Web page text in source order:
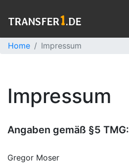
TRANSFER1.DE
Home Impressum
Impressum
Angaben gemäß §5 TMG:
Gregor Moser